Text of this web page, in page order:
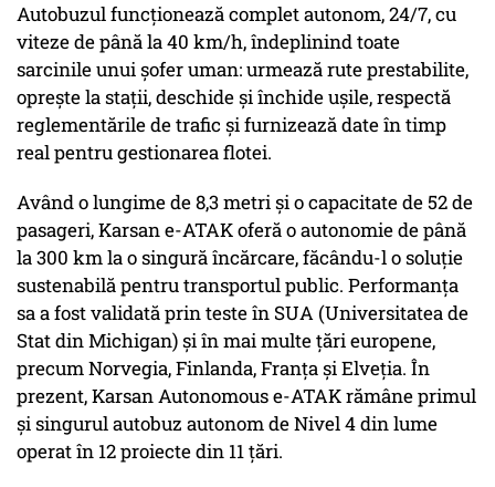
Autobuzul funcționează complet autonom, 24/7, cu
viteze de până la 40 km/h, îndeplinind toate
sarcinile unui șofer uman: urmează rute prestabilite,
oprește la stații, deschide și închide ușile, respectă
reglementările de trafic și furnizează date în timp
real pentru gestionarea flotei.
Având o lungime de 8,3 metri și o capacitate de 52 de
pasageri, Karsan e-ATAK oferă o autonomie de până
la 300 km la o singură încărcare, făcându-l o soluție
sustenabilă pentru transportul public. Performanța
sa a fost validată prin teste în SUA (Universitatea de
Stat din Michigan) și în mai multe țări europene,
precum Norvegia, Finlanda, Franța și Elveția. În
prezent, Karsan Autonomous e-ATAK rămâne primul
și singurul autobuz autonom de Nivel 4 din lume
operat în 12 proiecte din 11 țări.